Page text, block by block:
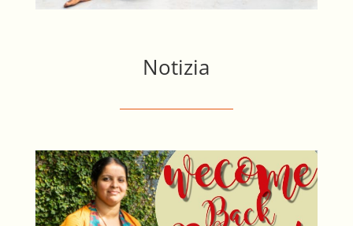
Notizia